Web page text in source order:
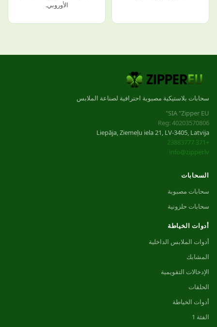
الأوروبي.
سحابات بلاستيكية مصبوبة احترافية لصناعة الملابس
SIA "Zipper EU"
Reg: 40203570806
Liepāja, Ziemeļu iela 21, LV-3405, Latvija
+371 23883777
info@zipper.lv
السحابات
سحابات مصبوبة
سحابات حلزونية
أدوات الخياطة
أدوات الملابس الداخلية
المشابك
الإدخالات التقويمية
الحلقات
أدوات الخياطة
الفئة 1